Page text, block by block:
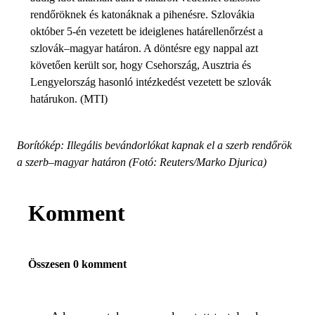
rendőröknek és katonáknak a pihenésre. Szlovákia
október 5-én vezetett be ideiglenes határellenőrzést a
szlovák–magyar határon. A döntésre egy nappal azt
követően került sor, hogy Csehország, Ausztria és
Lengyelország hasonló intézkedést vezetett be szlovák
határukon. (MTI)
Borítókép: Illegális bevándorlókat kapnak el a szerb rendőrök
a szerb–magyar határon (Fotó: Reuters/Marko Djurica)
Komment
Összesen 0 komment